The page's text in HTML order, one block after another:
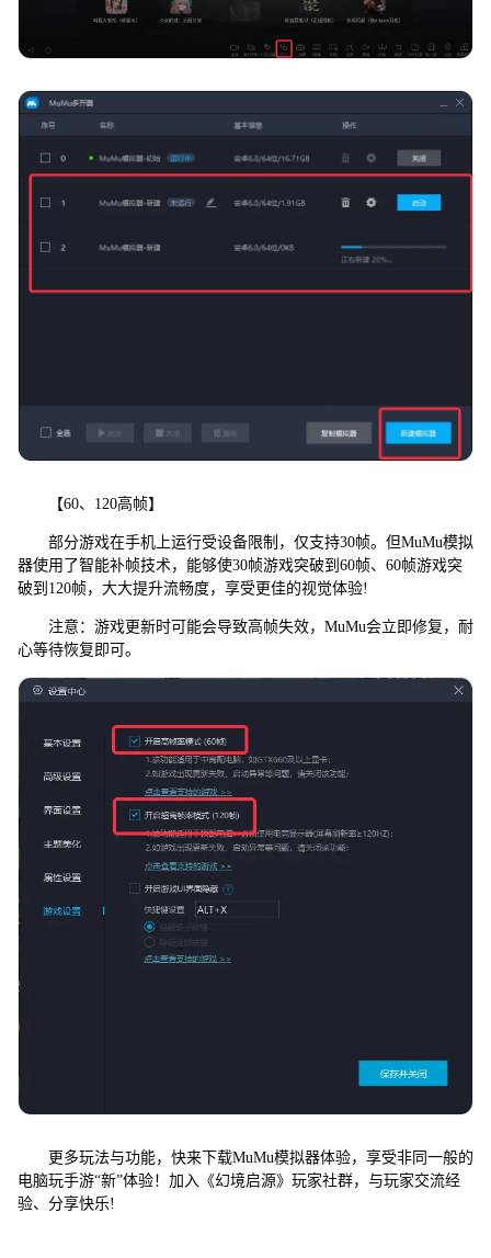
【60、120高帧】
部分游戏在手机上运行受设备限制，仅支持30帧。但MuMu模拟
器使用了智能补帧技术，能够使30帧游戏突破到60帧、60帧游戏突
破到120帧，大大提升流畅度，享受更佳的视觉体验!
注意：游戏更新时可能会导致高帧失效，MuMu会立即修复，耐
心等待恢复即可。
更多玩法与功能，快来下载MuMu模拟器体验，享受非同一般的
电脑玩手游“新”体验！加入《幻境启源》玩家社群，与玩家交流经
验、分享快乐!